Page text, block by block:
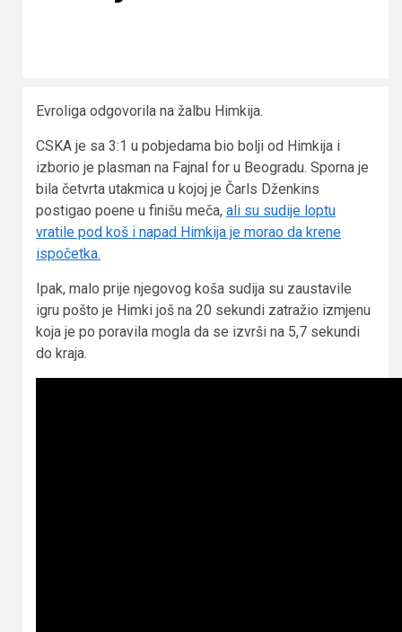
Evroliga odgovorila na žalbu Himkija.
CSKA je sa 3:1 u pobjedama bio bolji od Himkija i
izborio je plasman na Fajnal for u Beogradu. Sporna je
bila četvrta utakmica u kojoj je Čarls Dženkins
postigao poene u finišu meča, ali su sudije loptu
vratile pod koš i napad Himkija je morao da krene
ispočetka.
Ipak, malo prije njegovog koša sudija su zaustavile
igru pošto je Himki još na 20 sekundi zatražio izmjenu
koja je po poravila mogla da se izvrši na 5,7 sekundi
do kraja.